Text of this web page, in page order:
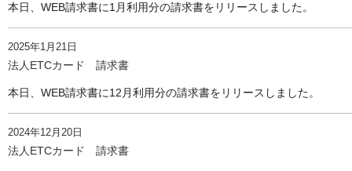
本日、WEB請求書に1月利用分の請求書をリリースしました。
2025年1月21日
法人ETCカード 請求書
本日、WEB請求書に12月利用分の請求書をリリースしました。
2024年12月20日
法人ETCカード 請求書